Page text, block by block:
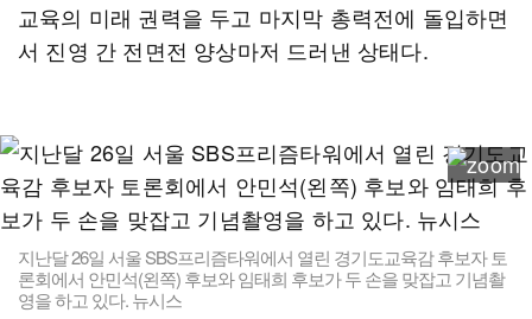
교육의 미래 권력을 두고 마지막 총력전에 돌입하면
서 진영 간 전면전 양상마저 드러낸 상태다.
지난달 26일 서울 SBS프리즘타워에서 열린 경기도교육감 후보자 토
론회에서 안민석(왼쪽) 후보와 임태희 후보가 두 손을 맞잡고 기념촬
영을 하고 있다. 뉴시스